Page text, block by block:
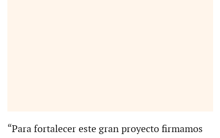
“Para fortalecer este gran proyecto firmamos